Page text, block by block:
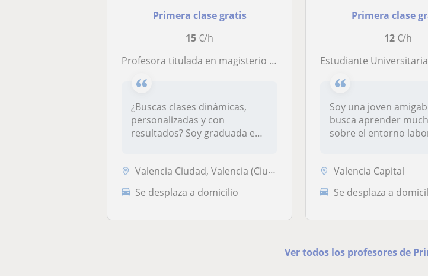
Primera clase gratis
15€/h
Profesora titulada en magisterio infantil y primaria con gran experiencia en clases de refuerzo de todas las asignaturas.
¿Buscas clases dinámicas,
personalizadas y con
resultados? Soy graduada en
Valencia Ciudad, Valencia (Ciudad)
Se desplaza a domicilio
Primera clase
12€/h
Estudiante Universitaria que busca dar clases particulares para ganar un poco de
Soy una joven
busca aprender
sobre el entorno
Valencia Capital
Se desplaza a
Ver todos los profesores de